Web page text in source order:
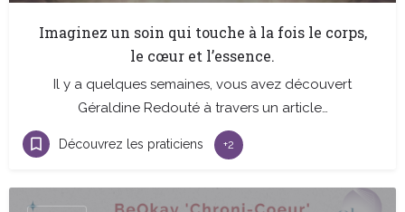
Imaginez un soin qui touche à la fois le corps,
le cœur et l’essence.
Il y a quelques semaines, vous avez découvert
Géraldine Redouté à travers un article…
Découvrez les praticiens +2